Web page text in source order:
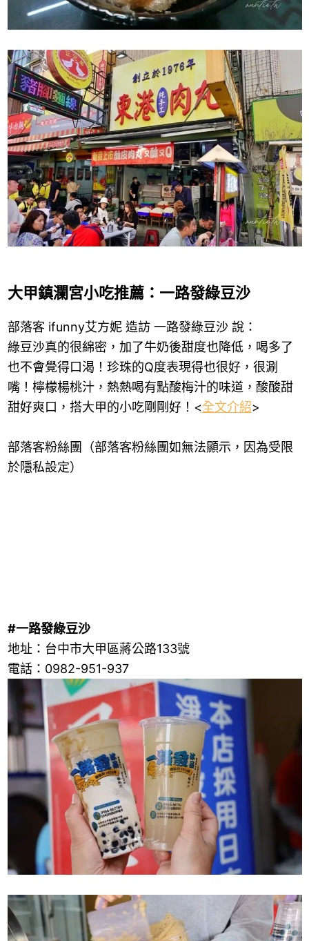
大甲鎮瀾宮小吃推薦：一路發綠豆沙
部落客 ifunny艾方妮 造訪 一路發綠豆沙 說：
綠豆沙真的很綿密，加了牛奶後甜度也降低，喝多了
也不會覺得口渴！珍珠的Q度表現得也很好，很涮
嘴！檸檬楊桃汁，熱熱喝有點酸梅汁的味道，酸酸甜
甜好爽口，搭大甲的小吃剛剛好！<全文介紹>
部落客粉絲團（部落客粉絲團如無法顯示，因為受限
於隱私設定）
#一路發綠豆沙
地址：台中市大甲區蔣公路133號
電話：0982-951-937